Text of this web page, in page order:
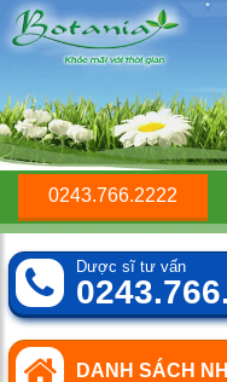
0243.766.2222
Dược sĩ tư vấn
DANH SÁCH